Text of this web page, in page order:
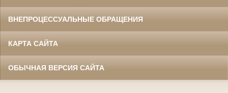
ВНЕПРОЦЕССУАЛЬНЫЕ ОБРАЩЕНИЯ
КАРТА САЙТА
ОБЫЧНАЯ ВЕРСИЯ САЙТА